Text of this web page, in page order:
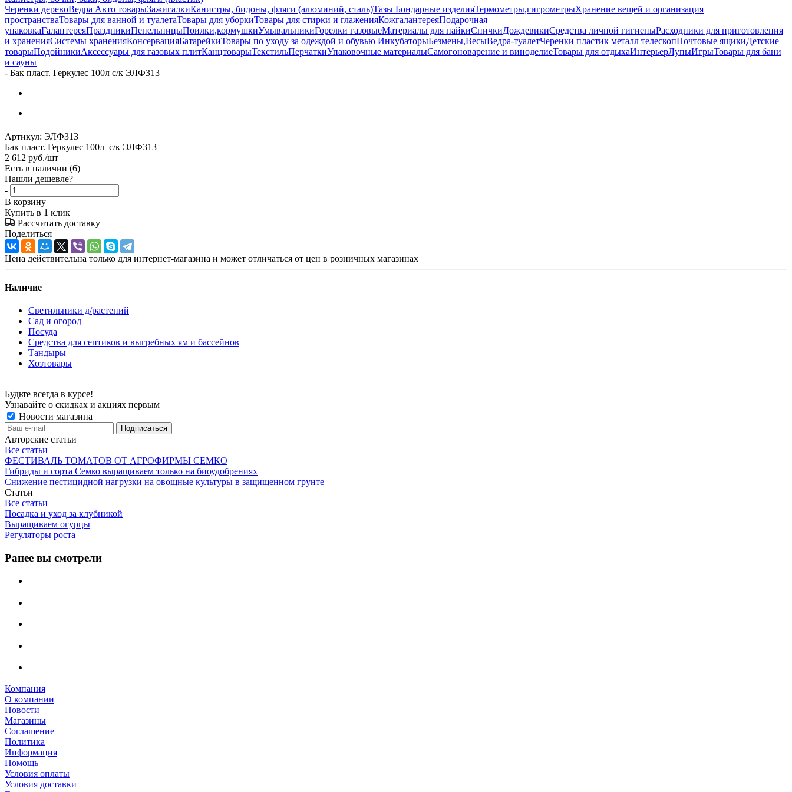
Черенки деревоВедра Авто товарыЗажигалкиКанистры, бидоны, фляги (алюминий, сталь)Тазы Бондарные изделияТермометры,гигрометрыХранение вещей и организация
пространстваТовары для ванной и туалетаТовары для уборкиТовары для стирки и глаженияКожгалантереяПодарочная
упаковкаГалантереяПраздникиПепельницыПоилки,кормушкиУмывальникиГорелки газовыеМатериалы для пайкиСпичкиДождевикиСредства личной гигиеныРасходники для приготовления
и храненияСистемы храненияКонсервацияБатарейкиТовары по уходу за одеждой и обувью ИнкубаторыБезмены,ВесыВедра-туалетЧеренки пластик металл телескопПочтовые ящикиДетские
товарыПодойникиАксессуары для газовых плитКанцтоварыТекстильПерчаткиУпаковочные материалыСамогоноварение и виноделиеТовары для отдыхаИнтерьерЛупыИгрыТовары для бани
и сауны
- Бак пласт. Геркулес 100л с/к ЭЛФ313
Артикул: ЭЛФ313
Бак пласт. Геркулес 100л с/к ЭЛФ313
2 612 руб./шт
Есть в наличии (6)
Нашли дешевле?
-
+
В корзину
Купить в 1 клик
Рассчитать доставку
Поделиться
Цена действительна только для интернет-магазина и может отличаться от цен в розничных магазинах
Наличие
Светильники д/растений
Сад и огород
Посуда
Средства для септиков и выгребных ям и бассейнов
Тандыры
Хозтовары
Будьте всегда в курсе!
Узнавайте о скидках и акциях первым
Новости магазина
Авторские статьи
Все статьи
ФЕСТИВАЛЬ ТОМАТОВ ОТ АГРОФИРМЫ СЕМКО
Гибриды и сорта Семко выращиваем только на биоудобрениях
Снижение пестицидной нагрузки на овощные культуры в защищенном грунте
Статьи
Все статьи
Посадка и уход за клубникой
Выращиваем огурцы
Регуляторы роста
Ранее вы смотрели
Компания
О компании
Новости
Магазины
Соглашение
Политика
Информация
Помощь
Условия оплаты
Условия доставки